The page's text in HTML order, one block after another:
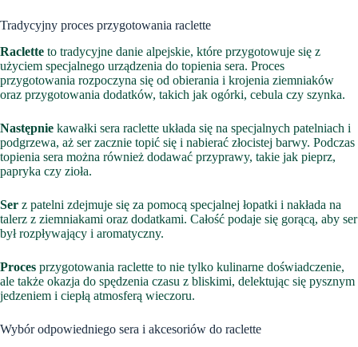
Tradycyjny proces przygotowania raclette
Raclette to tradycyjne danie alpejskie, które przygotowuje się z
użyciem specjalnego urządzenia do topienia sera. Proces
przygotowania rozpoczyna się od obierania i krojenia ziemniaków
oraz przygotowania dodatków, takich jak ogórki, cebula czy szynka.
Następnie kawałki sera raclette układa się na specjalnych patelniach i
podgrzewa, aż ser zacznie topić się i nabierać złocistej barwy. Podczas
topienia sera można również dodawać przyprawy, takie jak pieprz,
papryka czy zioła.
Ser z patelni zdejmuje się za pomocą specjalnej łopatki i nakłada na
talerz z ziemniakami oraz dodatkami. Całość podaje się gorącą, aby ser
był rozpływający i aromatyczny.
Proces przygotowania raclette to nie tylko kulinarne doświadczenie,
ale także okazja do spędzenia czasu z bliskimi, delektując się pysznym
jedzeniem i ciepłą atmosferą wieczoru.
Wybór odpowiedniego sera i akcesoriów do raclette